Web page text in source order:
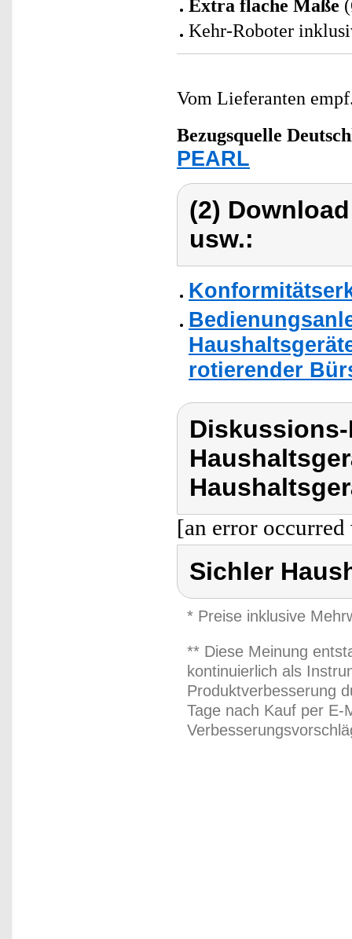
Extra flache Maße
Kehr-Roboter
Vom Lieferanten
Bezugsquelle
PEARL
(2)
usw.:
rotierender
[an error
Sichler
* Preise inklusive
** Diese Meinung
kontinuierlich als
Produktverbesserung
Tage nach Kauf per E-